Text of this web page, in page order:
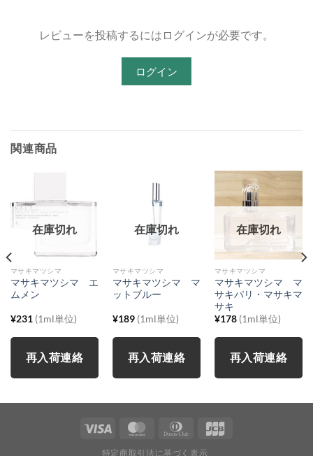
レビューを投稿するにはログインが必要です。
ログイン
関連商品
在庫切れ
マサキマツシマ
マサキマツシマ エ
ムメン
¥231 (1ml単位)
再入荷連絡
在庫切れ
マサキマツシマ
マサキマツシマ マ
ットブルー
¥189 (1ml単位)
再入荷連絡
在庫切れ
マサキマツシマ
マサキマツシマ マ
サキパリ・マサキマ
サキ
¥178 (1ml単位)
再入荷連絡
特定商取引法に基づく表示